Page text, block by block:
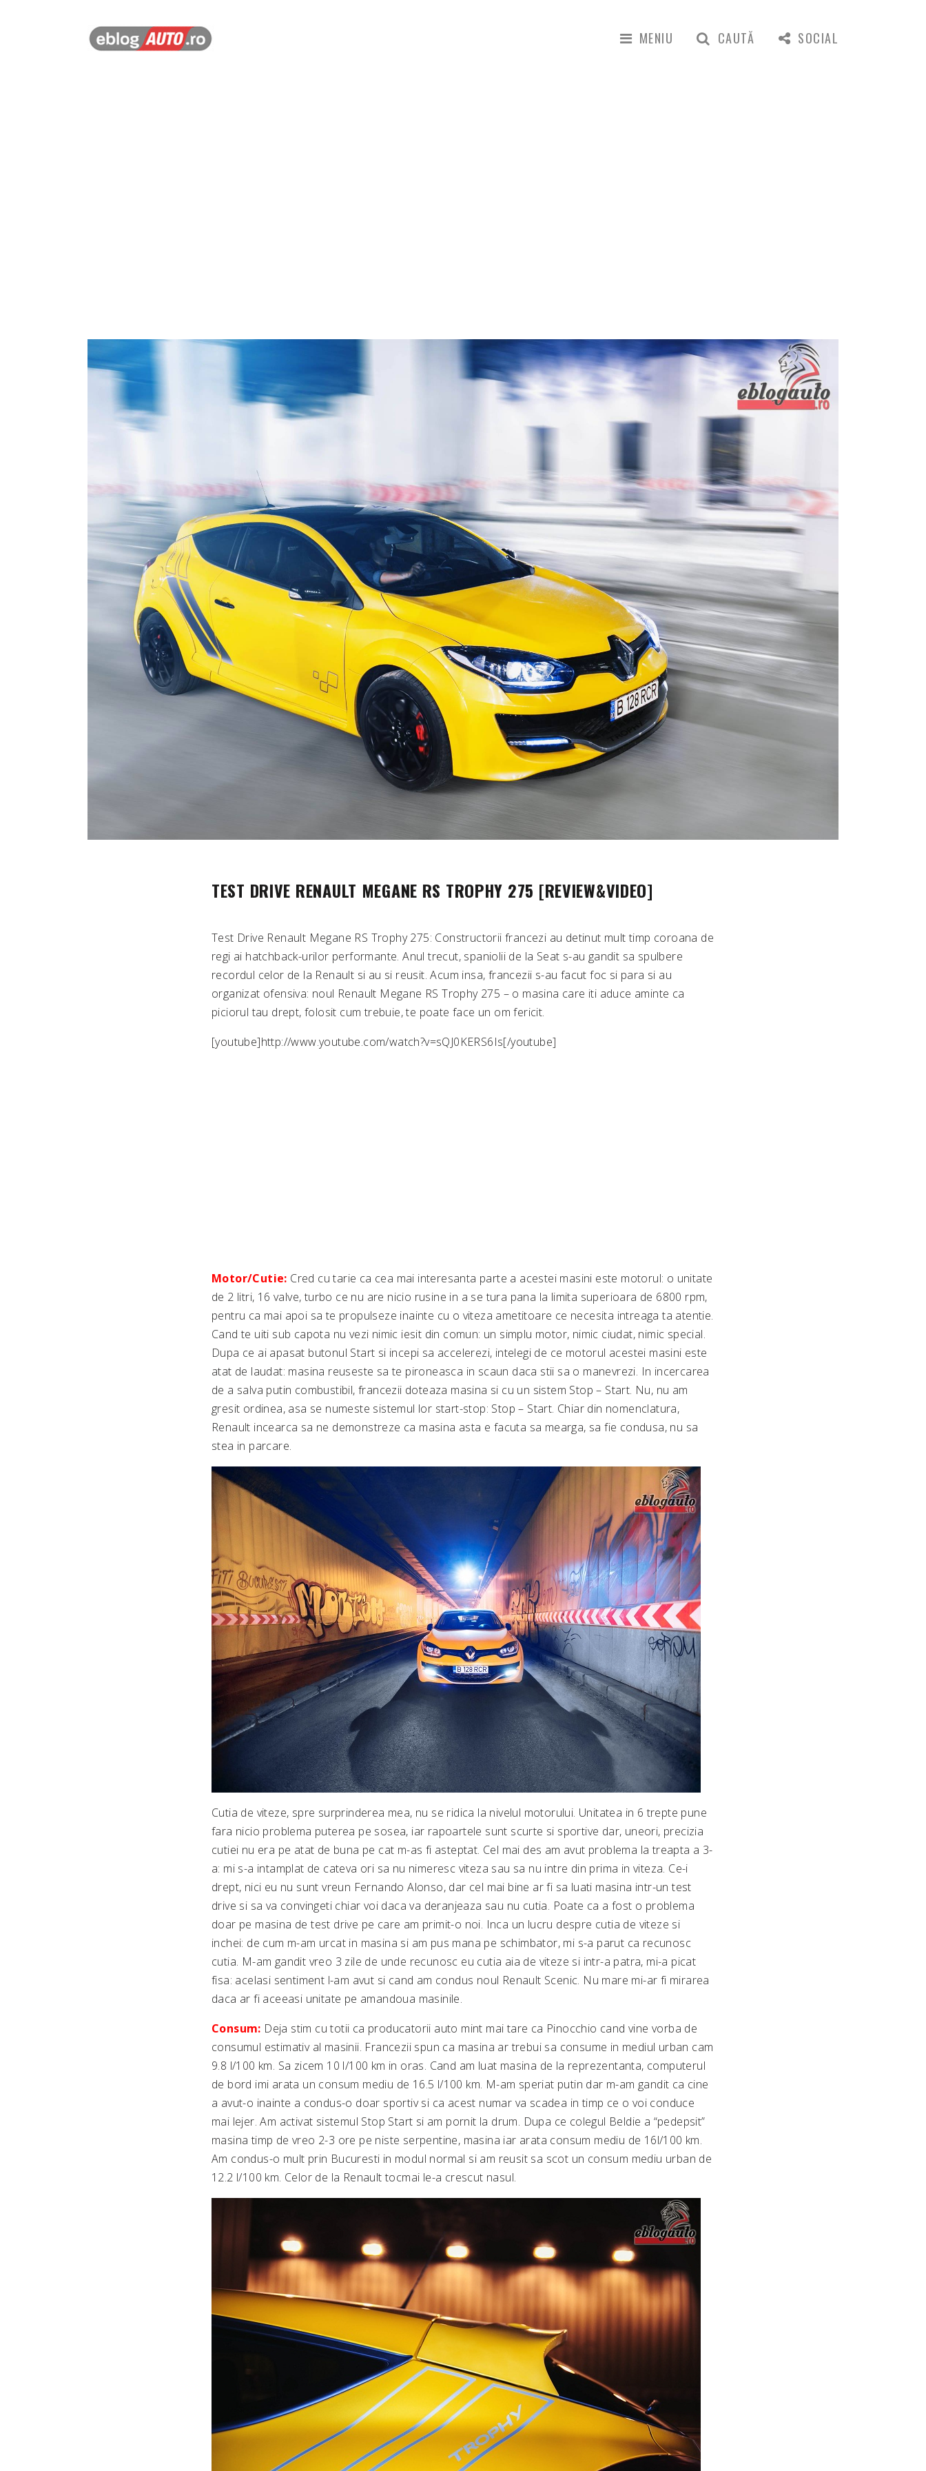
MENIU CAUTĂ SOCIAL
TEST DRIVE RENAULT MEGANE RS TROPHY 275 [REVIEW&VIDEO]
Test Drive Renault Megane RS Trophy 275: Constructorii francezi au detinut mult timp coroana de
regi ai hatchback-urilor performante. Anul trecut, spaniolii de la Seat s-au gandit sa spulbere
recordul celor de la Renault si au si reusit. Acum insa, francezii s-au facut foc si para si au
organizat ofensiva: noul Renault Megane RS Trophy 275 – o masina care iti aduce aminte ca
piciorul tau drept, folosit cum trebuie, te poate face un om fericit.
[youtube]http://www.youtube.com/watch?v=sQJ0KERS6Is[/youtube]
Motor/Cutie: Cred cu tarie ca cea mai interesanta parte a acestei masini este motorul: o unitate
de 2 litri, 16 valve, turbo ce nu are nicio rusine in a se tura pana la limita superioara de 6800 rpm,
pentru ca mai apoi sa te propulseze inainte cu o viteza ametitoare ce necesita intreaga ta atentie.
Cand te uiti sub capota nu vezi nimic iesit din comun: un simplu motor, nimic ciudat, nimic special.
Dupa ce ai apasat butonul Start si incepi sa accelerezi, intelegi de ce motorul acestei masini este
atat de laudat: masina reuseste sa te pironeasca in scaun daca stii sa o manevrezi. In incercarea
de a salva putin combustibil, francezii doteaza masina si cu un sistem Stop – Start. Nu, nu am
gresit ordinea, asa se numeste sistemul lor start-stop: Stop – Start. Chiar din nomenclatura,
Renault incearca sa ne demonstreze ca masina asta e facuta sa mearga, sa fie condusa, nu sa
stea in parcare.
Cutia de viteze, spre surprinderea mea, nu se ridica la nivelul motorului. Unitatea in 6 trepte pune
fara nicio problema puterea pe sosea, iar rapoartele sunt scurte si sportive dar, uneori, precizia
cutiei nu era pe atat de buna pe cat m-as fi asteptat. Cel mai des am avut problema la treapta a 3-
a: mi s-a intamplat de cateva ori sa nu nimeresc viteza sau sa nu intre din prima in viteza. Ce-i
drept, nici eu nu sunt vreun Fernando Alonso, dar cel mai bine ar fi sa luati masina intr-un test
drive si sa va convingeti chiar voi daca va deranjeaza sau nu cutia. Poate ca a fost o problema
doar pe masina de test drive pe care am primit-o noi. Inca un lucru despre cutia de viteze si
inchei: de cum m-am urcat in masina si am pus mana pe schimbator, mi s-a parut ca recunosc
cutia. M-am gandit vreo 3 zile de unde recunosc eu cutia aia de viteze si intr-a patra, mi-a picat
fisa: acelasi sentiment l-am avut si cand am condus noul Renault Scenic. Nu mare mi-ar fi mirarea
daca ar fi aceeasi unitate pe amandoua masinile.
Consum: Deja stim cu totii ca producatorii auto mint mai tare ca Pinocchio cand vine vorba de
consumul estimativ al masinii. Francezii spun ca masina ar trebui sa consume in mediul urban cam
9.8 l/100 km. Sa zicem 10 l/100 km in oras. Cand am luat masina de la reprezentanta, computerul
de bord imi arata un consum mediu de 16.5 l/100 km. M-am speriat putin dar m-am gandit ca cine
a avut-o inainte a condus-o doar sportiv si ca acest numar va scadea in timp ce o voi conduce
mai lejer. Am activat sistemul Stop Start si am pornit la drum. Dupa ce colegul Beldie a “pedepsit”
masina timp de vreo 2-3 ore pe niste serpentine, masina iar arata consum mediu de 16l/100 km.
Am condus-o mult prin Bucuresti in modul normal si am reusit sa scot un consum mediu urban de
12.2 l/100 km. Celor de la Renault tocmai le-a crescut nasul.